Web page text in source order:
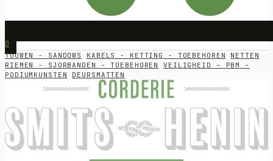
0
TOUWEN - SANDOWS KABELS - KETTING - TOEBEHOREN
NETTEN
RIEMEN - SJORBANDEN - TOEBEHOREN
VEILIGHEID – PBM –
PODIUMKUNSTEN
DEURSMATTEN